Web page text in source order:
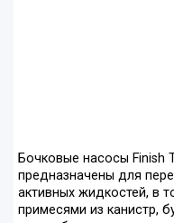
Бочковые насосы
предназначены для
активных жидкостей, в
примесями из канистр,